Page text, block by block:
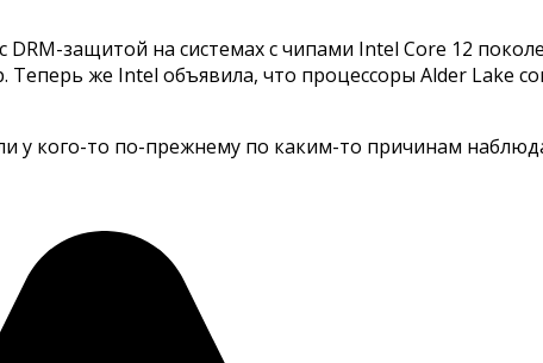
защитой на системах с чипами Intel Core 12
же Intel объявила, что процессоры Alder Lake
у кого-то по-прежнему по каким-то причинам